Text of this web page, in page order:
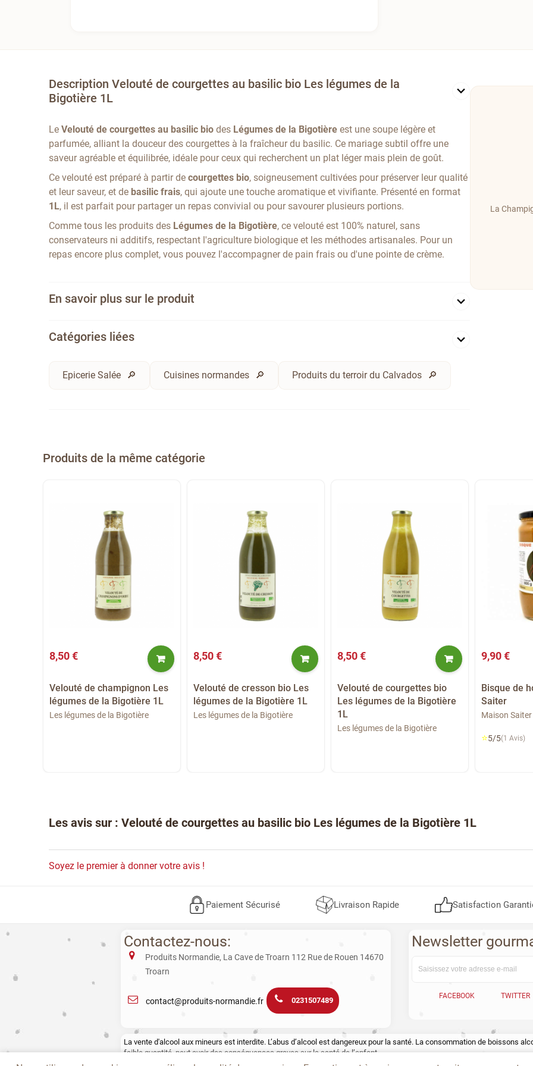
Description Velouté de courgettes au basilic bio Les légumes de la
Bigotière 1L
LeVelouté de courgettes au basilic bio des Légumes de la Bigotière est une soupe légère et
parfumée, alliant la douceur des courgettes à la fraîcheur du basilic. Ce mariage subtil offre une
saveur agréable et équilibrée, idéale pour ceux qui recherchent un plat léger mais plein de goût.
Ce velouté est préparé à partir decourgettes bio, soigneusement cultivées pour préserver leur qualité
et leur saveur, et de basilic frais, qui ajoute une touche aromatique et vivifiante. Présenté en format
1L, il est parfait pour partager un repas convivial ou pour savourer plusieurs portions.
Comme tous les produits des Légumes de la Bigotière, ce velouté est 100% naturel, sans
conservateurs ni additifs, respectant l'agriculture biologique et les méthodes artisanales. Pour un
repas encore plus complet, vous pouvez l'accompagner de pain frais ou d'une pointe de crème.
En savoir plus sur le produit
Catégories liées
Epicerie Salée Cuisines normandes Produits du terroir du Calvados
La
Produits de la même catégorie
8,50 €
Velouté de champignon Les
légumes de la Bigotière 1L
Les légumes de la Bigotière
8,50 €
Velouté de cresson bio Les
légumes de la Bigotière 1L
Les légumes de la Bigotière
8,50 €
Velouté de courgettes bio
Les légumes de la Bigotière
1L
Les légumes de la Bigotière
9,90 €
Bisque de
Saiter
Maison Saiter
⭐5/5(1 Avis)
Les avis sur : Velouté de courgettes au basilic bio Les légumes de la Bigotière 1L
Soyez le premier à donner votre avis !
Paiement Sécurisé Livraison Rapide Satisfaction
Newsletter
FACEBOOK TWITTER
Contactez-nous:
Produits Normandie, La Cave de Troarn 112 Rue de Rouen 14670
Troarn
contact@produits-normandie.fr 0231507489
La vente d'alcool aux mineurs est interdite. L’abus d’alcool est dangereux pour la santé. La consommation de boissons
faible quantité, peut avoir des conséquences graves sur la santé de l’enfant.